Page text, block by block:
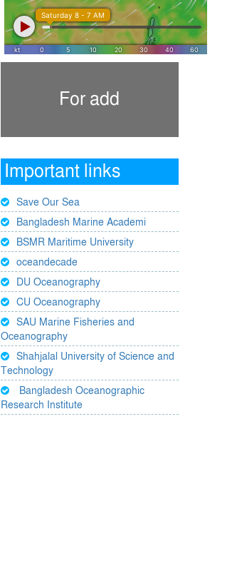
For add
Important links
Save Our Sea
Bangladesh Marine Academi
BSMR Maritime University
oceandecade
DU Oceanography
CU Oceanography
SAU Marine Fisheries and
Oceanography
Shahjalal University of Science and
Technology
Bangladesh Oceanographic
Research Institute